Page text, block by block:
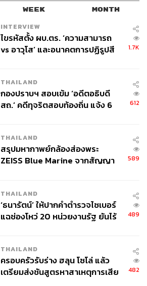
WEEK MONTH
INTERVIEW
ไขรหัสตั้ง ผบ.ตร. ‘ความสามารถ
vs อาวุโส’ และอนาคตการปฏิรูปสี
1.7K
THAILAND
กองปราบฯ สอบเข้ม ‘อดีตอธิบดี
สถ.’ คดีทุจริตสอบท้องถิ่น แจ้ง 6
612
THAILAND
สรุปมหากาพย์กล้องส่องพระ
ZEISS Blue Marine จากสัญญา
จ่ายหนี้-แอบระบุแบรนด์
589
THAILAND
‘ธนารัตน์’ ให้ปากคำตำรวจไซเบอร์
แฉช่องโหว่ 20 หน่วยงานรัฐ ยันไร้
489
THAILAND
ครอบครัวรับร่าง ฮลุน โซโล่ แล้ว
เตรียมส่งชันสูตรหาสาเหตุการเสีย
482